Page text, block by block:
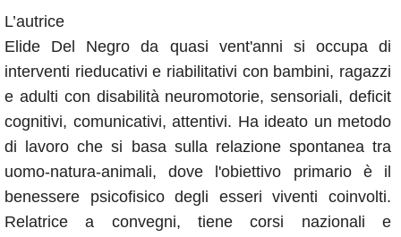
L’autrice
Elide Del Negro da quasi vent'anni si occupa di
interventi rieducativi e riabilitativi con bambini, ragazzi
e adulti con disabilità neuromotorie, sensoriali, deficit
cognitivi, comunicativi, attentivi. Ha ideato un metodo
di lavoro che si basa sulla relazione spontanea tra
uomo-natura-animali, dove l'obiettivo primario è il
benessere psicofisico degli esseri viventi coinvolti.
Relatrice a convegni, tiene corsi nazionali e